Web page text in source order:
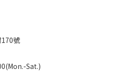
170號
Sat.)